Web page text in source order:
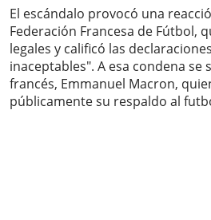
El escándalo provocó una
Federación Francesa de Fútbol,
legales y calificó las
inaceptables". A esa condena se
francés, Emmanuel Macron,
públicamente su respaldo al